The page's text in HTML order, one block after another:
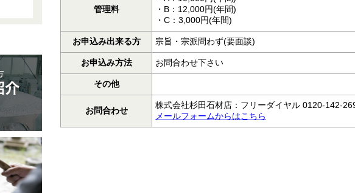
管理料
・B：12,000円(年間)
・C：3,000円(年間)
お申込み出来る方 宗旨・宗派問わず(要面談)
お申込み方法 お問合わせ下さい
その他
お問合わせ
株式会社杉田石材店：フリーダイヤル 0120-142-
メールフォームからはこちら